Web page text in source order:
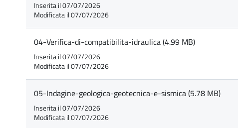
Inserita il 07/07/2026
Modificata il 07/07/2026
04-Verifica-di-compatibilita-idraulica (4.99 MB)
Inserita il 07/07/2026
Modificata il 07/07/2026
05-Indagine-geologica-geotecnica-e-sismica (5.78 MB)
Inserita il 07/07/2026
Modificata il 07/07/2026